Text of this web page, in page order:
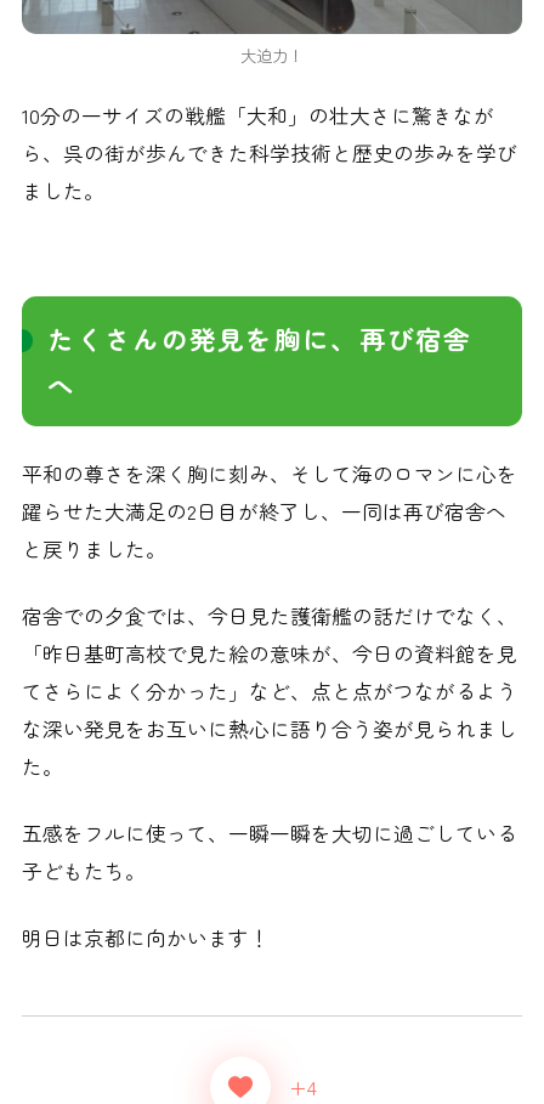
大迫力！
10分の一サイズの戦艦「大和」の壮大さに驚きなが
ら、呉の街が歩んできた科学技術と歴史の歩みを学び
ました。
たくさんの発見を胸に、再び宿舎
へ
平和の尊さを深く胸に刻み、そして海のロマンに心を
躍らせた大満足の2日目が終了し、一同は再び宿舎へ
と戻りました。
宿舎での夕食では、今日見た護衛艦の話だけでなく、
「昨日基町高校で見た絵の意味が、今日の資料館を見
てさらによく分かった」など、点と点がつながるよう
な深い発見をお互いに熱心に語り合う姿が見られまし
た。
五感をフルに使って、一瞬一瞬を大切に過ごしている
子どもたち。
明日は京都に向かいます！
+4